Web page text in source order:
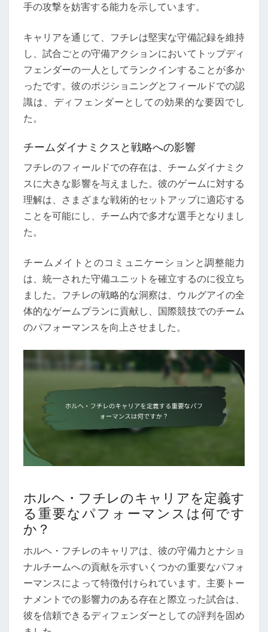
手の攻撃を妨害する能力を示しています。
キャリアを通じて、フチレは堅実な守備記録を維持
し、試合ごとの守備アクションにおいてトップディ
フェンダーの一人としてランクインすることが多か
ったです。彼のポジショニングとフィールドでの認
識は、ディフェンダーとしての効果的な要因でし
た。
チームダイナミクスと戦略への影響
フチレのフィールドでの存在は、チームダイナミク
スに大きな影響を与えました。彼のゲームに対する
理解は、さまざまな戦術的セットアップに適応する
ことを可能にし、チーム内で多才な選手となりまし
た。
チームメイトとのコミュニケーションと調整能力
は、統一された守備ユニットを確立するのに役立ち
ました。フチレの戦略的な洞察は、ウルグアイの全
体的なゲームプランに貢献し、国際競技でのチーム
のパフォーマンスを向上させました。
ホルヘ・フチレのキャリアを定義す
る重要なパフォーマンスは何です
か？
ホルヘ・フチレのキャリアは、彼の守備力とナショ
ナルチームへの貢献を示すいくつかの重要なパフォ
ーマンスによって特徴付けられています。主要トー
ナメントでの影響力のある存在と際立った試合は、
彼を信頼できるディフェンダーとしての評判を固め